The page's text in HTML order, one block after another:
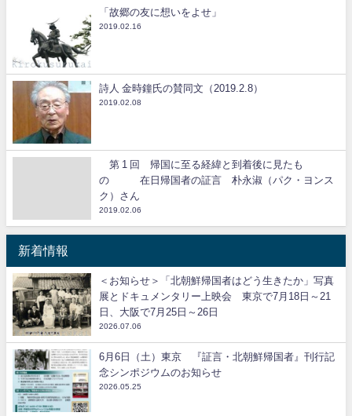
「故郷の友に想いをよせ」
2019.02.16
詩人 金時鐘氏の賛同文（2019.2.8）
2019.02.08
第 1 回 帰国に至る経緯と到着後に見たも
の 在日帰国者の証言 朴永淑（パク・ヨンス
ク）さん
2019.02.06
新着情報
＜お知らせ＞「北朝鮮帰国者はどう生きたか」写真
展とドキュメンタリー上映会 東京で7月18日～21
日、大阪で7月25日～26日
2026.07.06
6月6日（土）東京 『証言・北朝鮮帰国者』刊行記
念シンポジウムのお知らせ
2026.05.25